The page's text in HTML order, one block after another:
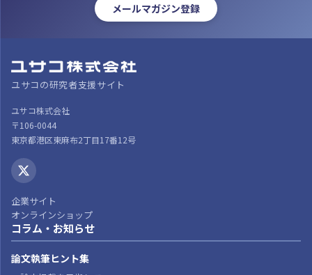
メールマガジン登録
ユサコの研究者支援サイト
ユサコ株式会社
〒106-0044
東京都港区東麻布2丁目17番12号
企業サイト
オンラインショップ
コラム・お知らせ
論文執筆ヒント集